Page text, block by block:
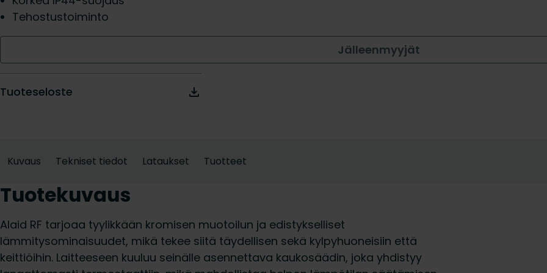
Tehostustoiminto
Jälleenmyyjät
Tuoteseloste
Kuvaus Tekniset tiedot Lataukset Tuotteet
Tuotekuvaus
Alaid RF tarjoaa tyylikkään kromisen muotoilun ja edistykselliset
lämmitysominaisuudet, mikä tekee siitä täydellisen sekä kylpyhuoneisiin että
keittiöihin. Laitteeseen kuuluu seinälle asennettava kaukosäädin, joka yhdistyy